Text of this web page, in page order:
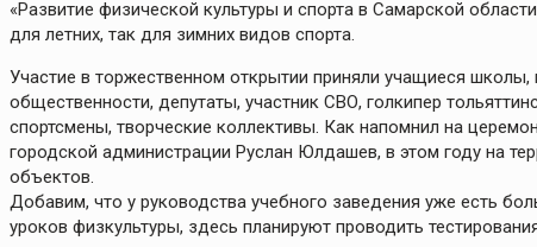
«Развитие физической культуры и спорта в Самарской
для летних, так для зимних видов спорта.
Участие в торжественном открытии приняли учащиеся школы,
общественности, депутаты, участник СВО, голкипер
спортсмены, творческие коллективы. Как напомнил на
городской администрации Руслан Юлдашев, в этом году на
объектов.
Добавим, что у руководства учебного заведения уже есть
уроков физкультуры, здесь планируют проводить